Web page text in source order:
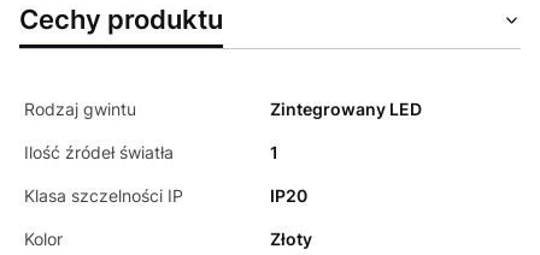
Cechy produktu
Rodzaj gwintu Zintegrowany LED
Ilość źródeł światła 1
Klasa szczelności IP IP20
Kolor Złoty